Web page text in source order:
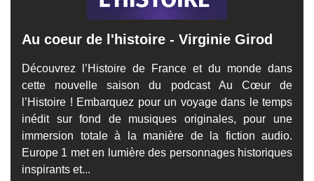
Au coeur de l'histoire - Virginie Girod
Découvrez l’Histoire de France et du monde dans
cette nouvelle saison du podcast Au Cœur de
l’Histoire ! Embarquez pour un voyage dans le temps
inédit sur fond de musiques originales, pour une
immersion totale à la manière de la fiction audio.
Europe 1 met en lumière des personnages historiques
inspirants et...